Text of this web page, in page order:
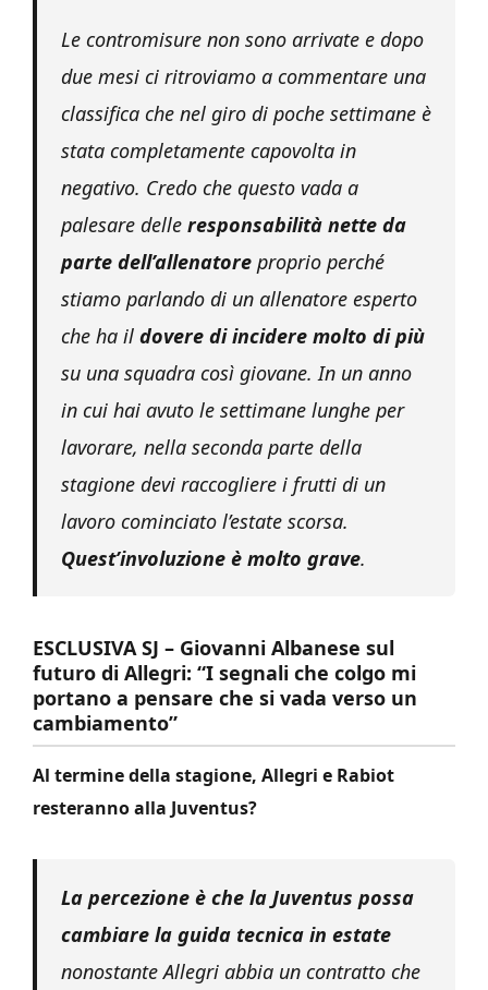
Le contromisure non sono arrivate e dopo
due mesi ci ritroviamo a commentare una
classifica che nel giro di poche settimane è
stata completamente capovolta in
negativo. Credo che questo vada a
palesare delle responsabilità nette da
parte dell’allenatore proprio perché
stiamo parlando di un allenatore esperto
che ha il dovere di incidere molto di più
su una squadra così giovane. In un anno
in cui hai avuto le settimane lunghe per
lavorare, nella seconda parte della
stagione devi raccogliere i frutti di un
lavoro cominciato l’estate scorsa.
Quest’involuzione è molto grave.
ESCLUSIVA SJ – Giovanni Albanese sul
futuro di Allegri: “I segnali che colgo mi
portano a pensare che si vada verso un
cambiamento”
Al termine della stagione, Allegri e Rabiot
resteranno alla Juventus?
La percezione è che la Juventus possa
cambiare la guida tecnica in estate
nonostante Allegri abbia un contratto che